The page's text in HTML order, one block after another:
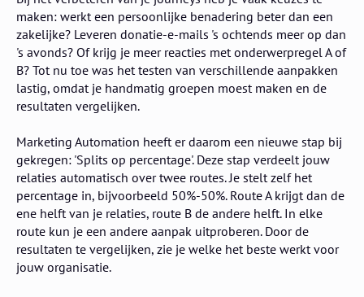
maken: werkt een persoonlijke benadering beter dan een
zakelijke? Leveren donatie-e-mails 's ochtends meer op dan
's avonds? Of krijg je meer reacties met onderwerpregel A of
B? Tot nu toe was het testen van verschillende aanpakken
lastig, omdat je handmatig groepen moest maken en de
resultaten vergelijken.
Marketing Automation heeft er daarom een nieuwe stap bij
gekregen: 'Splits op percentage'. Deze stap verdeelt jouw
relaties automatisch over twee routes. Je stelt zelf het
percentage in, bijvoorbeeld 50%-50%. Route A krijgt dan de
ene helft van je relaties, route B de andere helft. In elke
route kun je een andere aanpak uitproberen. Door de
resultaten te vergelijken, zie je welke het beste werkt voor
jouw organisatie.